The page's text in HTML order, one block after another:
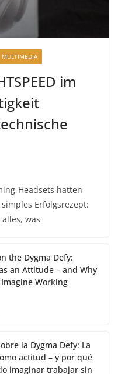
MULTIMEDIA
im
Headsets hatten
Erfolgsrezept:
was
the Dygma Defy:
an Attitude – and Why
Working
la Dygma Defy: La
actitud – y por qué
imaginar trabajar sin